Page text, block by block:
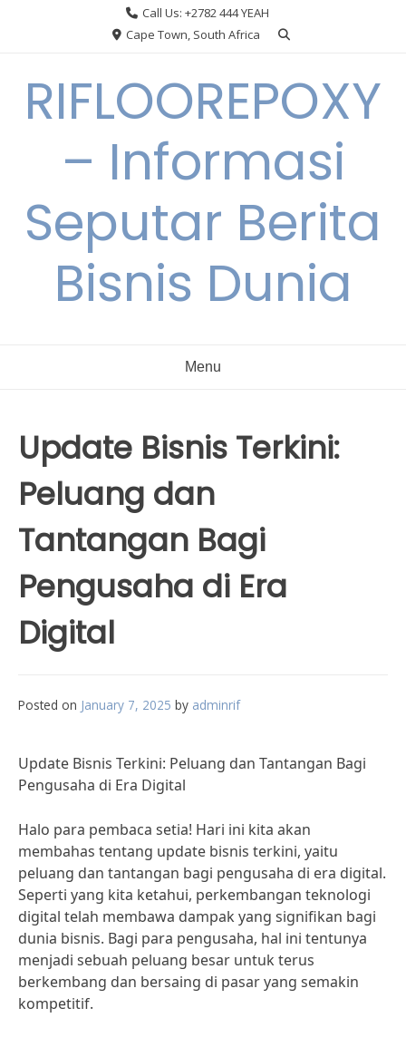
Call Us: +2782 444 YEAH
Cape Town, South Africa
RIFLOOREPOXY
– Informasi
Seputar Berita
Bisnis Dunia
Menu
Update Bisnis Terkini:
Peluang dan
Tantangan Bagi
Pengusaha di Era
Digital
Posted on January 7, 2025 by adminrif
Update Bisnis Terkini: Peluang dan Tantangan Bagi
Pengusaha di Era Digital
Halo para pembaca setia! Hari ini kita akan
membahas tentang update bisnis terkini, yaitu
peluang dan tantangan bagi pengusaha di era digital.
Seperti yang kita ketahui, perkembangan teknologi
digital telah membawa dampak yang signifikan bagi
dunia bisnis. Bagi para pengusaha, hal ini tentunya
menjadi sebuah peluang besar untuk terus
berkembang dan bersaing di pasar yang semakin
kompetitif.